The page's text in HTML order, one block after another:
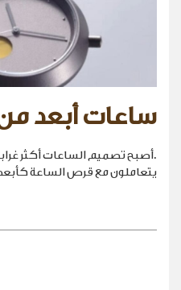
ساعات أبعد
.أصبح تصميم الساعات أكثر
يتعاملون مع قرص الساعة